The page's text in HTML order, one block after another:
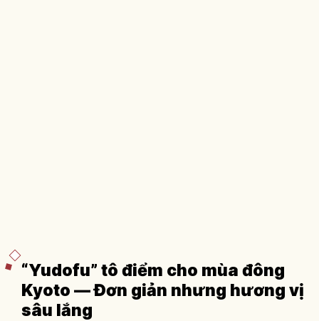
“Yudofu” tô điểm cho mùa đông
Kyoto — Đơn giản nhưng hương vị
sâu lắng